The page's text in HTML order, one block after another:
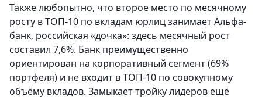
Также любопытно, что второе место по месячному
росту в ТОП-10 по вкладам юрлиц занимает Альфа-
банк, российская «дочка»: здесь месячный рост
составил 7,6%. Банк преимущественно
ориентирован на корпоративный сегмент (69%
портфеля) и не входит в ТОП-10 по совокупному
объёму вкладов. Замыкает тройку лидеров ещё